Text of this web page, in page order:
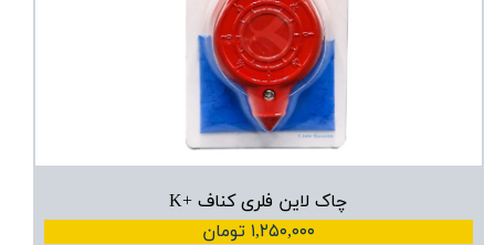
چاک لاین فلری کناف +K
۱,۲۵۰,۰۰۰ تومان